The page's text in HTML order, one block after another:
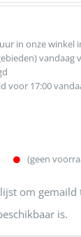
in onze winkel
vandaag
voor 17:00
(geen
om gemaild
is.